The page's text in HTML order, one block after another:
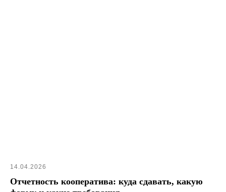
14.04.2026
Отчетность кооператива: куда сдавать, какую